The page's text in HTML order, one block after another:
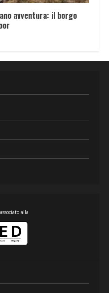
avventura: il borgo
alla